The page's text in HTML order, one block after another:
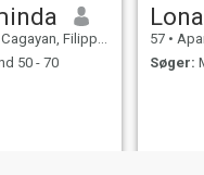
Filippinerne
50 - 70
Lona
57 •
Søger: